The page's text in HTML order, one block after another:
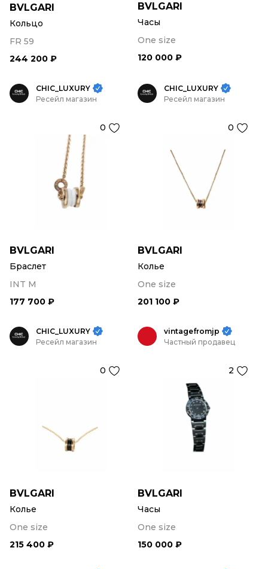
BVLGARI
Кольцо
FR 59
244 200 ₽
BVLGARI
Часы
One size
120 000 ₽
CHIC_LUXURY
Ресейл магазин
0
BVLGARI
Браслет
INT M
177 700 ₽
CHIC_LUXURY
Ресейл магазин
0
BVLGARI
Колье
One size
201 100 ₽
CHIC_LUXURY
Ресейл магазин
0
BVLGARI
Колье
One size
215 400 ₽
vintagefromjp
Частный продавец
2
BVLGARI
Часы
One size
150 000 ₽